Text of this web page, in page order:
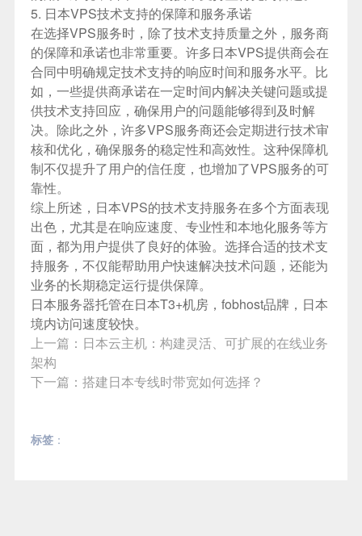
5. 日本VPS技术支持的保障和服务承诺
在选择VPS服务时，除了技术支持质量之外，服务商
的保障和承诺也非常重要。许多日本VPS提供商会在
合同中明确规定技术支持的响应时间和服务水平。比
如，一些提供商承诺在一定时间内解决关键问题或提
供技术支持回应，确保用户的问题能够得到及时解
决。除此之外，许多VPS服务商还会定期进行技术审
核和优化，确保服务的稳定性和高效性。这种保障机
制不仅提升了用户的信任度，也增加了VPS服务的可
靠性。
综上所述，日本VPS的技术支持服务在多个方面表现
出色，尤其是在响应速度、专业性和本地化服务等方
面，都为用户提供了良好的体验。选择合适的技术支
持服务，不仅能帮助用户快速解决技术问题，还能为
业务的长期稳定运行提供保障。
日本服务器托管在日本T3+机房，fobhost品牌，日本
境内访问速度较快。
上一篇： 日本云主机：构建灵活、可扩展的在线业务
架构
下一篇： 搭建日本专线时带宽如何选择？
标签：